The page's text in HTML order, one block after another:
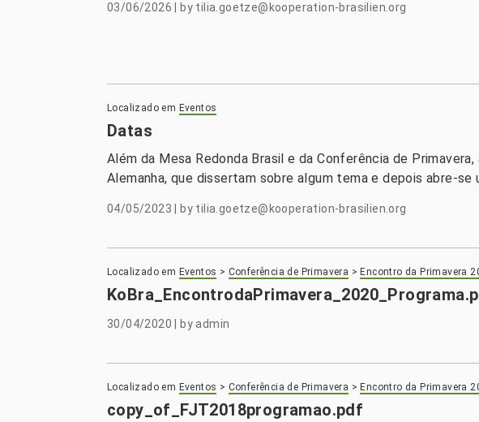
03/06/2026 by tilia.goetze@kooperation-brasilien.org
Localizado em Eventos
Datas
Além da Mesa Redonda Brasil e da Conferência de
Alemanha, que dissertam sobre algum tema e depois abre-
04/05/2023|by tilia.goetze@kooperation-brasilien.org
Localizado em Eventos > Conferência de Primavera >Encontro da Primavera
30/04/2020|byadmin
Localizado em Eventos > Conferência de Primavera >Encontro da Primavera
copy_of_FJT2018programao.pdf